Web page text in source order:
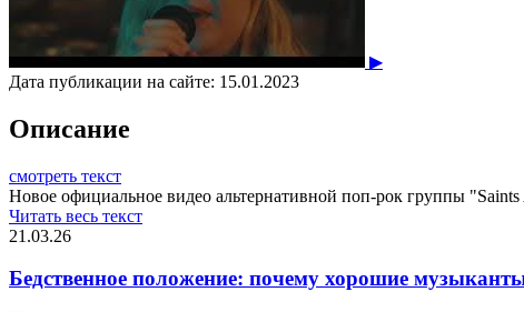
▶
Дата публикации на сайте: 15.01.2023
Описание
смотреть текст
Новое официальное видео альтернативной поп-рок группы
Читать весь текст
21.03.26
Бедственное положение: почему хорошие